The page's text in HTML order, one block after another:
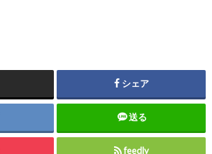
シェア
送る
feedly